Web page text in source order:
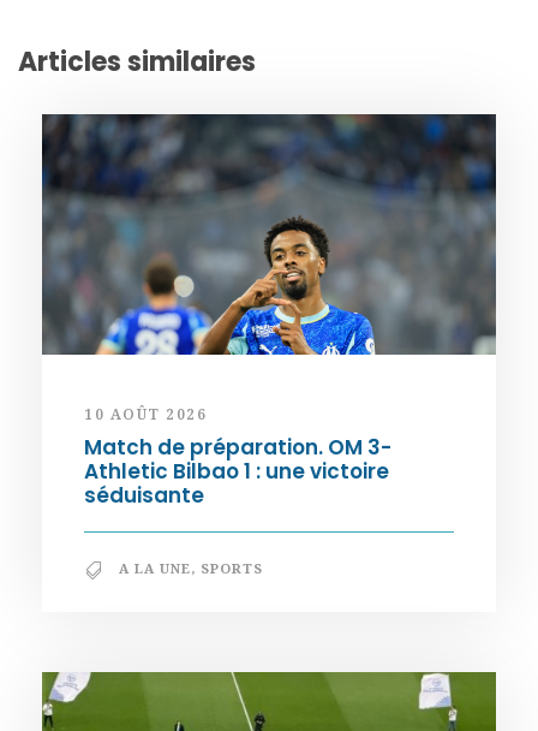
Articles similaires
10 AOÛT 2026
Match de préparation. OM 3-
Athletic Bilbao 1 : une victoire
séduisante
A LA UNE, SPORTS